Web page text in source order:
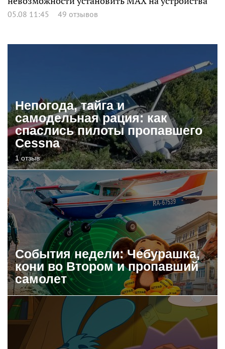
05.08 11:45 49 отзывов
Непогода, тайга и
самодельная рация: как
спаслись пилоты пропавшего
Cessna
1 отзыв
События недели: Чебурашка,
кони во Втором и пропавший
самолет